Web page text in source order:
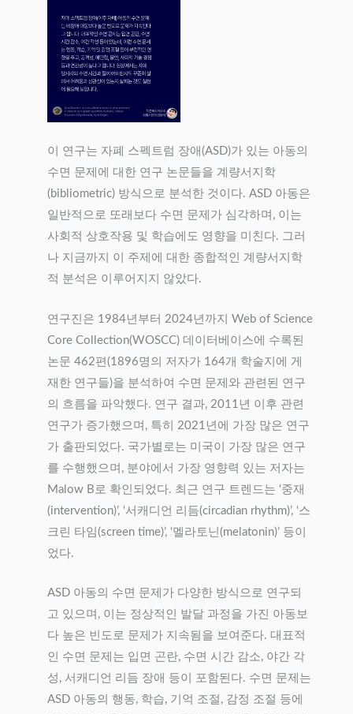
이 연구는 자폐 스펙트럼 장애(ASD)가 있는 아동의
수면 문제에 대한 연구 논문들을 계량서지학
(bibliometric) 방식으로 분석한 것이다. ASD 아동은
일반적으로 또래보다 수면 문제가 심각하며, 이는
사회적 상호작용 및 학습에도 영향을 미친다. 그러
나 지금까지 이 주제에 대한 종합적인 계량서지학
적 분석은 이루어지지 않았다.
연구진은 1984년부터 2024년까지 Web of Science
Core Collection(WOSCC) 데이터베이스에 수록된
논문 462편(1896명의 저자가 164개 학술지에 게
재한 연구들)을 분석하여 수면 문제와 관련된 연구
의 흐름을 파악했다. 연구 결과, 2011년 이후 관련
연구가 증가했으며, 특히 2021년에 가장 많은 연구
가 출판되었다. 국가별로는 미국이 가장 많은 연구
를 수행했으며, 분야에서 가장 영향력 있는 저자는
Malow B로 확인되었다. 최근 연구 트렌드는 ‘중재
(intervention)’, ‘서캐디언 리듬(circadian rhythm)’, ‘스
크린 타임(screen time)’, ‘멜라토닌(melatonin)’ 등이
었다.
ASD 아동의 수면 문제가 다양한 방식으로 연구되
고 있으며, 이는 정상적인 발달 과정을 가진 아동보
다 높은 빈도로 문제가 지속됨을 보여준다. 대표적
인 수면 문제는 입면 곤란, 수면 시간 감소, 야간 각
성, 서캐디언 리듬 장애 등이 포함된다. 수면 문제는
ASD 아동의 행동, 학습, 기억 조절, 감정 조절 등에